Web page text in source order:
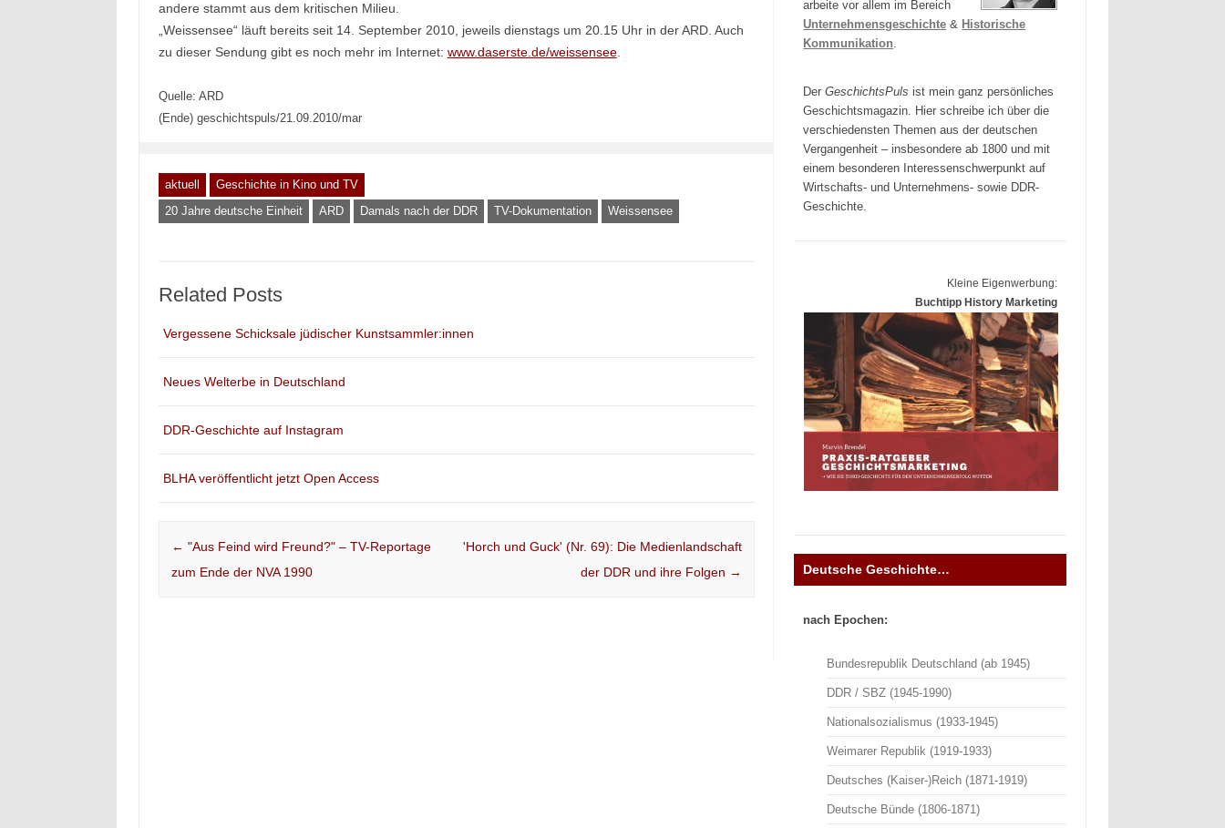
andere stammt aus dem kritischen Milieu.
„Weissensee“ läuft bereits seit 14. September 2010, jeweils dienstags um 20.15 Uhr in der ARD. Auch
zu dieser Sendung gibt es noch mehr im Internet: www.daserste.de/weissensee.
Quelle: ARD
(Ende) geschichtspuls/21.09.2010/mar
aktuell
Geschichte in Kino und TV
20 Jahre deutsche Einheit
ARD Damals nach der DDR TV-Dokumentation Weissensee
Related Posts
Vergessene Schicksale jüdischer Kunstsammler:innen
Neues Welterbe in Deutschland
DDR-Geschichte auf Instagram
BLHA veröffentlicht jetzt Open Access
Post navigation
← "Aus Feind wird Freund?" – TV-Reportage
zum Ende der NVA 1990
'Horch und Guck' (Nr. 69): Die Medienlandschaft
der DDR und ihre Folgen →
arbeite vor allem im Bereich
Unternehmensgeschichte & Historische
Kommunikation
DerGeschichtsPuls ist mein ganz persönliches
Geschichtsmagazin. Hier schreibe ich über die
verschiedensten Themen aus der deutschen
Vergangenheit – insbesondere ab 1800 und mit
einem besonderen Interessenschwerpunkt auf
Wirtschafts- und Unternehmens- sowie DDR-
Geschichte.
Kleine Eigenwerbung:
Buchtipp History Marketing
Deutsche Geschichte…
nach Epochen:
Bundesrepublik Deutschland (ab 1945)
DDR / SBZ (1945-1990)
Nationalsozialismus (1933-1945)
Weimarer Republik (1919-1933)
Deutsches (Kaiser-)Reich (1871-1919)
Deutsche Bünde (1806-1871)